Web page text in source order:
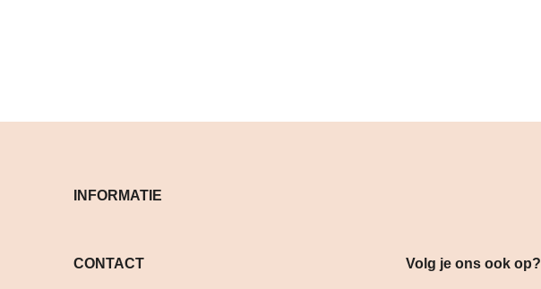
INFORMATIE
CONTACT Volg je ons ook op?